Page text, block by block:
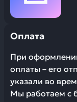
Оплата
При
оплаты – его
указали во
Мы работаем с